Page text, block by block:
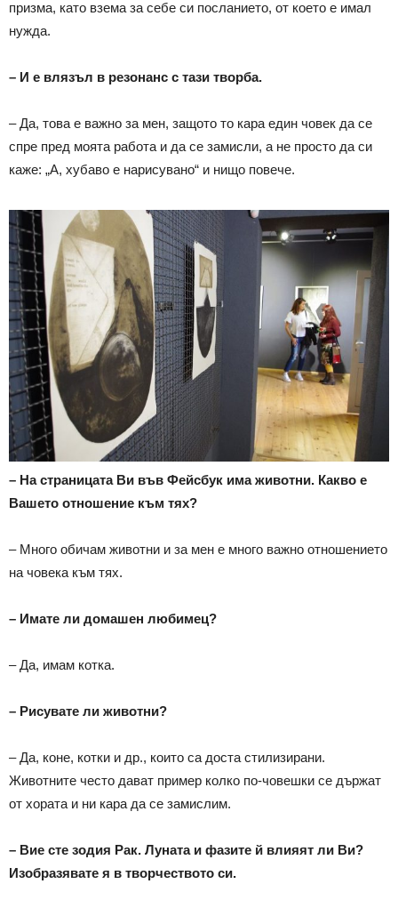
призма, като взема за себе си посланието, от което е имал
нужда.
– И е влязъл в резонанс с тази творба.
– Да, това е важно за мен, защото то кара един човек да се
спре пред моята работа и да се замисли, а не просто да си
каже: „А, хубаво е нарисувано“ и нищо повече.
– На страницата Ви във Фейсбук има животни. Какво е
Вашето отношение към тях?
– Много обичам животни и за мен е много важно отношението
на човека към тях.
– Имате ли домашен любимец?
– Да, имам котка.
– Рисувате ли животни?
– Да, коне, котки и др., които са доста стилизирани.
Животните често дават пример колко по-човешки се държат
от хората и ни кара да се замислим.
– Вие сте зодия Рак. Луната и фазите й влияят ли Ви?
Изобразявате я в творчеството си.